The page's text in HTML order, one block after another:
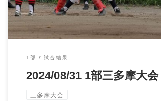
1部 試合結果
2024/08/31 1部三多摩大会
三多摩大会